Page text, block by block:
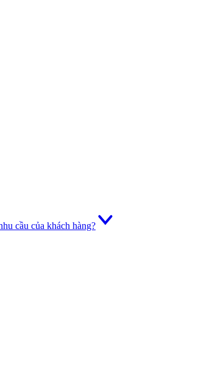
cầu của khách hàng?